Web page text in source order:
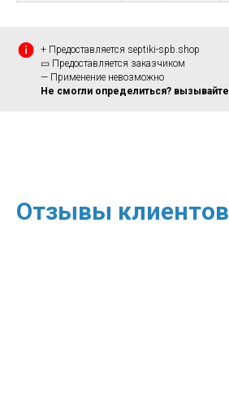
+ Предоставляется septiki-spb.shop
▭ Предоставляется заказчиком
— Применение невозможно
Не смогли определиться? вызывайте
Отзывы клиентов